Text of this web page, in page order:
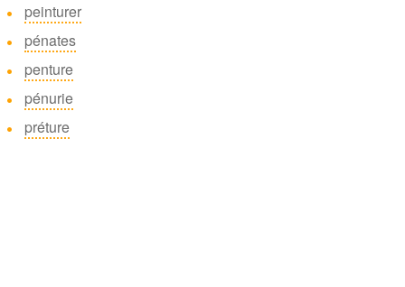
peinturer
pénates
penture
pénurie
préture